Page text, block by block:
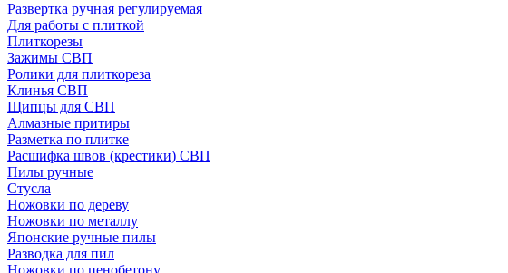
Развертка ручная регулируемая
Для работы с плиткой
Плиткорезы
Зажимы СВП
Ролики для плиткореза
Клинья СВП
Щипцы для СВП
Алмазные притиры
Разметка по плитке
Расшифка швов (крестики) СВП
Пилы ручные
Стусла
Ножовки по дереву
Ножовки по металлу
Японские ручные пилы
Разводка для пил
Ножовки по пенобетону